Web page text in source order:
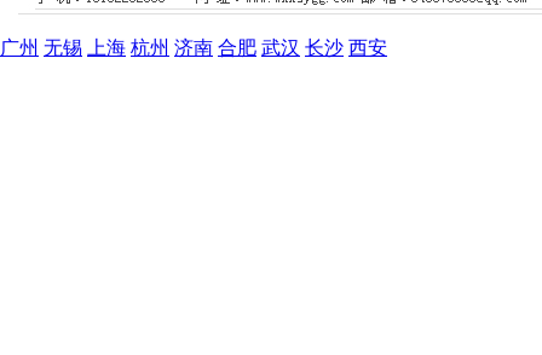
广州 无锡 上海 杭州 济南 合肥 武汉 长沙 西安